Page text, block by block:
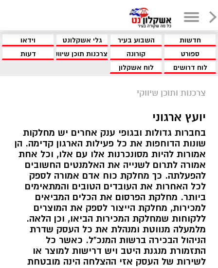
חדשות השבוע בעיר גלי אשקלונט
וידאו
ספורט
קורונה צרכנות תוכן שיווקי
דעות
לוח דרושים
לוח אשקלון
צרכנות ותוכן שיווקי
יועץ ארגוני
בחברות גדולות ובגופי ענק אחרים יש מחלקות
שונות הדוחפות את כל פעילות הארגון קדימה. הן
אמורות להיות מסונכרנות אלו עם אלו, וכל אחת
אמורה לתרום לשנייה את האלמנטים החשובים
להפעלתה. כך מחלקת כוח אדם אמורה לספק
לכל האחרות את העובדים הטובים והמתאימים
ביותר. מחלקת הפרסום את הכלים המביאים
למכירות, מחלקת הייצור לספק את המוצרים
ללקוחות שמחלקת המכירות הביאו, וכן הלאה.
מלמעלה מנווטת ומנהלת את כל העסק שדרת
הניהול הבכירה ברשות המנכ"ל. כאשר כל
התזמורת מנגנת היטב ויש דרישות למוצר או
לשירות של העסק אזי ההצלחה הינה מובטחת